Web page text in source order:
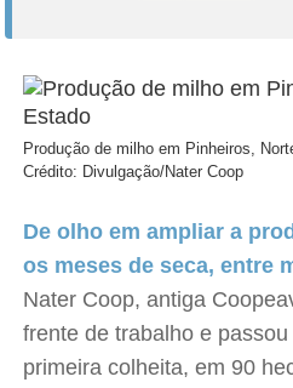
Produção de milho em Pinheiros,
Crédito: Divulgação/Nater Coop
De olho em ampliar a
os meses de seca, entre
Nater Coop, antiga
frente de trabalho e
primeira colheita, em 90